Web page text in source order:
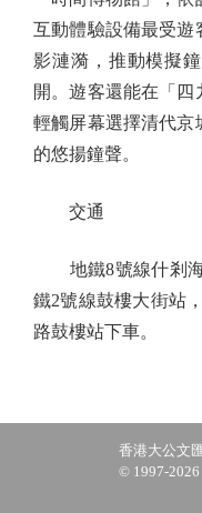
互動體驗設備最受遊
影漣漪，推動模擬
開。遊客還能在「四
輕觸屏幕選擇清代京
的悠揚鐘聲。
交通
地鐵8號線什剎海
鐵2號線鼓樓大街站
路鼓樓站下車。
香港大公文
© 1997-2026